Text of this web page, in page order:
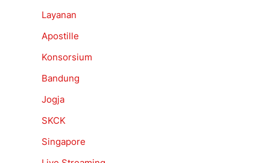
Layanan
Apostille
Konsorsium
Bandung
Jogja
SKCK
Singapore